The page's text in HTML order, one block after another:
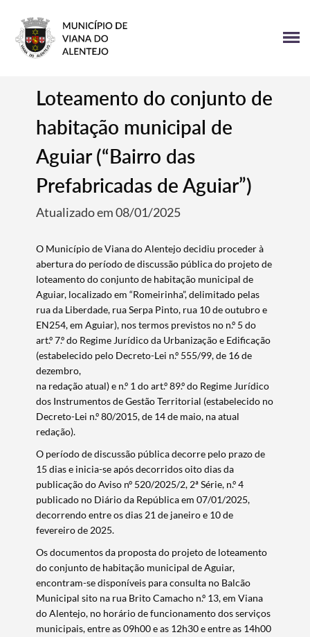
Loteamento do conjunto de
habitação municipal de
Aguiar (“Bairro das
Prefabricadas de Aguiar”)
Atualizado em 08/01/2025
O Município de Viana do Alentejo decidiu proceder à
abertura do período de discussão pública do projeto de
loteamento do conjunto de habitação municipal de
Aguiar, localizado em “Romeirinha”, delimitado pelas
rua da Liberdade, rua Serpa Pinto, rua 10 de outubro e
EN254, em Aguiar), nos termos previstos no n.º 5 do
art.º 7.º do Regime Jurídico da Urbanização e Edificação
(estabelecido pelo Decreto-Lei n.º 555/99, de 16 de
dezembro,
na redação atual) e n.º 1 do art.º 89.º do Regime Jurídico
dos Instrumentos de Gestão Territorial (estabelecido no
Decreto-Lei n.º 80/2015, de 14 de maio, na atual
redação).
O período de discussão pública decorre pelo prazo de
15 dias e inicia-se após decorridos oito dias da
publicação do Aviso nº 520/2025/2, 2ª Série, n.º 4
publicado no Diário da República em 07/01/2025,
decorrendo entre os dias 21 de janeiro e 10 de
fevereiro de 2025.
Os documentos da proposta do projeto de loteamento
do conjunto de habitação municipal de Aguiar,
encontram-se disponíveis para consulta no Balcão
Municipal sito na rua Brito Camacho n.º 13, em Viana
do Alentejo, no horário de funcionamento dos serviços
municipais, entre as 09h00 e as 12h30 e entre as 14h00